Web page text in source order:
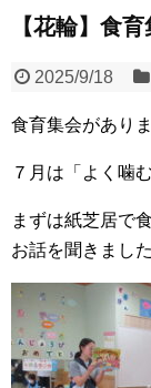
【花輪】食
2025/9/18
食育集会がありま
７月は「よく噛
まずは紙芝居で
お話を聞きました